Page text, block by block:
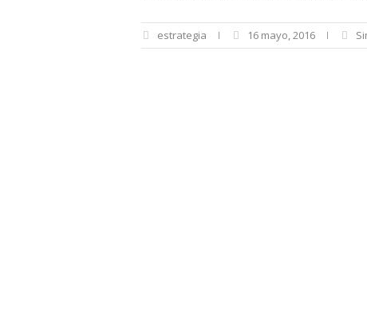
estrategia 16 mayo, 2016